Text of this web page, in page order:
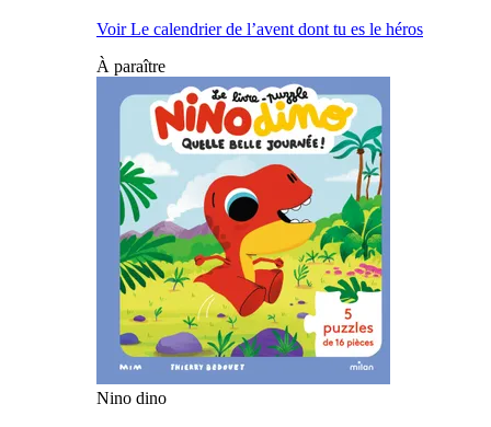
Voir Le calendrier de l’avent dont tu es le héros
À paraître
Nino dino